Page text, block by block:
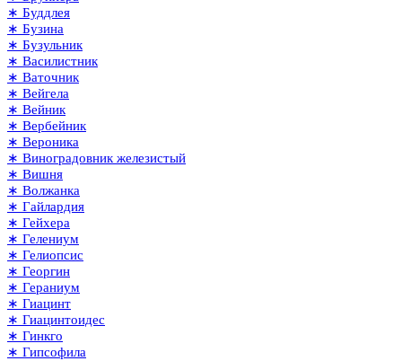
∗ Буддлея
∗ Бузина
∗ Бузульник
∗ Василистник
∗ Ваточник
∗ Вейгела
∗ Вейник
∗ Вербейник
∗ Вероника
∗ Виноградовник железистый
∗ Вишня
∗ Волжанка
∗ Гайлардия
∗ Гейхера
∗ Гелениум
∗ Гелиопсис
∗ Георгин
∗ Гераниум
∗ Гиацинт
∗ Гиацинтоидес
∗ Гинкго
∗ Гипсофила